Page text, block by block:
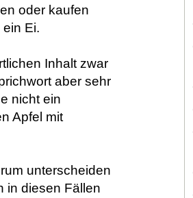
oder kaufen
Ei.
Inhalt zwar
aber sehr
nicht ein
Apfel mit
unterscheiden
in diesen Fällen